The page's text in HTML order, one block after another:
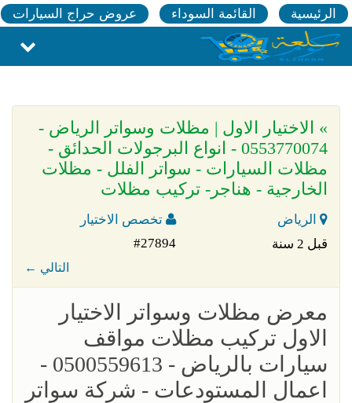
الرئيسية القائمة السوداء عروض حراج السيارات
» الاختيار الاول | مظلات وسواتر الرياض -
0553770074 - انواع البرجولات الحدائق -
مظلات السيارات - سواتر الفلل - مظلات
الخارجية - هناجر- تركيب مظلات
الرياض
تخصص الاختيار
قبل 2 سنة
#27894
← التالي
معرض مظلات وسواتر الاختيار
الاول تركيب مظلات مواقف
سيارات بالرياض - 0500559613 -
اعمال المستودعات - شركة سواتر